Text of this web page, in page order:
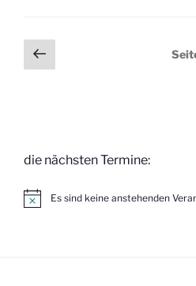
Seitennummerierung
der
Vorherige
Seite
die nächsten Termine:
H
Es sind keine anstehenden